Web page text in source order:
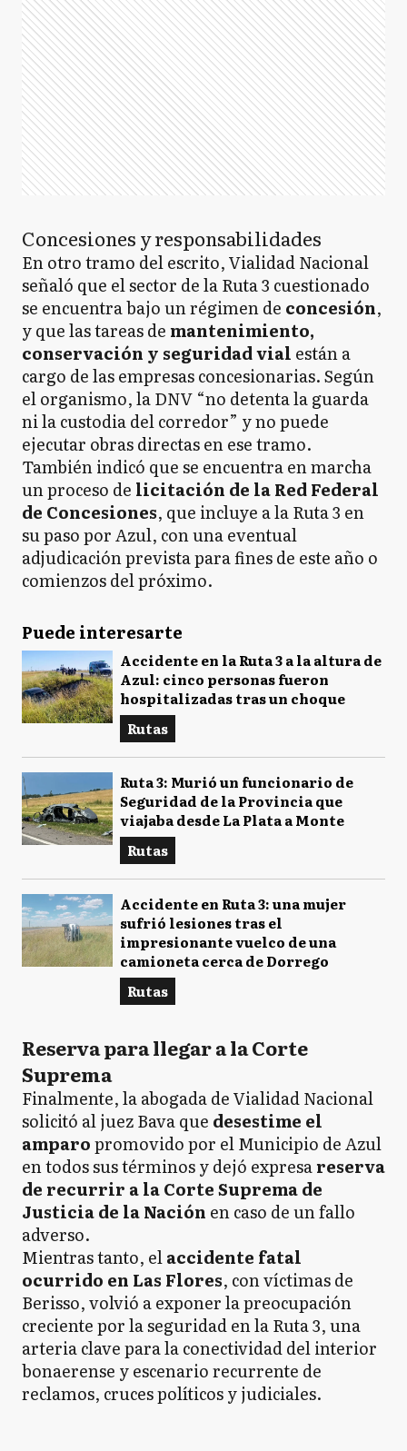
Concesiones y responsabilidades
En otro tramo del escrito, Vialidad Nacional
señaló que el sector de la Ruta 3 cuestionado
se encuentra bajo un régimen de concesión,
y que las tareas de mantenimiento,
conservación y seguridad vial están a
cargo de las empresas concesionarias. Según
el organismo, la DNV “no detenta la guarda
ni la custodia del corredor” y no puede
ejecutar obras directas en ese tramo.
También indicó que se encuentra en marcha
un proceso de licitación de la Red Federal
de Concesiones, que incluye a la Ruta 3 en
su paso por Azul, con una eventual
adjudicación prevista para fines de este año o
comienzos del próximo.
Puede interesarte
Accidente en la Ruta 3 a la altura de
Azul: cinco personas fueron
hospitalizadas tras un choque
Rutas
Ruta 3: Murió un funcionario de
Seguridad de la Provincia que
viajaba desde La Plata a Monte
Rutas
Accidente en Ruta 3: una mujer
sufrió lesiones tras el
impresionante vuelco de una
camioneta cerca de Dorrego
Rutas
Reserva para llegar a la Corte
Suprema
Finalmente, la abogada de Vialidad Nacional
solicitó al juez Bava que desestime el
amparopromovido por el Municipio de Azul
en todos sus términos y dejó expresareserva
de recurrir a la Corte Suprema de
Justicia de la Nación en caso de un fallo
adverso.
Mientras tanto, elaccidente fatal
ocurrido en Las Flores, con víctimas de
Berisso, volvió a exponer la preocupación
creciente por la seguridad en la Ruta 3, una
arteria clave para la conectividad del interior
bonaerense y escenario recurrente de
reclamos, cruces políticos y judiciales.